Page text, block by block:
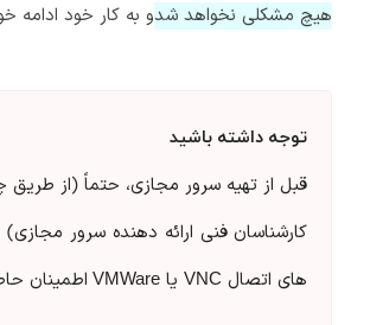
هیچ مشکلی نخواهد شدو به کار خود ادامه
توجه داشته باشید
قبل از تهیه سرور مجازی، حتماً (از طریق
کارشناسان فنی ارائه دهنده سرور
های اتصال VNCیا VMWare اطمینان